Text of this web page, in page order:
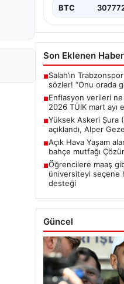
BTC
Son Eklenen
■Salah’ın
sözler! “Onu orada
■Enflasyon verileri ne
2026 TÜİK mart ayı
■Yüksek Askeri Şura
açıklandı, Alper
■Açık Hava Yaşam
bahçe mutfağı
■Öğrencilere maaş
üniversiteyi seçene
desteği
Güncel